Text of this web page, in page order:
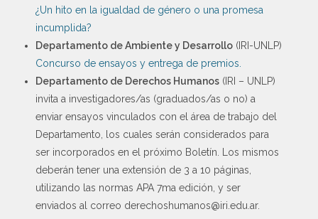
¿Un hito en la igualdad de género o una promesa
incumplida?
Departamento de Ambiente y Desarrollo (IRI-UNLP)
Concurso de ensayos y entrega de premios.
Departamento de Derechos Humanos (IRI – UNLP)
invita a investigadores/as (graduados/as o no) a
enviar ensayos vinculados con el área de trabajo del
Departamento, los cuales serán considerados para
ser incorporados en el próximo Boletín. Los mismos
deberán tener una extensión de 3 a 10 páginas,
utilizando las normas APA 7ma edición, y ser
enviados al correo derechoshumanos@iri.edu.ar.